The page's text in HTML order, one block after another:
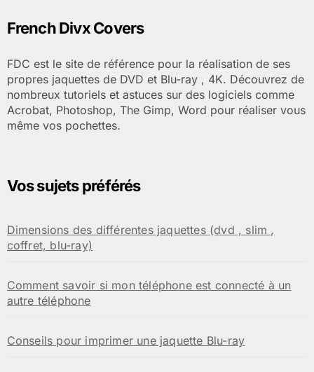
l’article
French Divx Covers
FDC est le site de référence pour la réalisation de ses
propres jaquettes de DVD et Blu-ray , 4K. Découvrez de
nombreux tutoriels et astuces sur des logiciels comme
Acrobat, Photoshop, The Gimp, Word pour réaliser vous
même vos pochettes.
Vos sujets préférés
Dimensions des différentes jaquettes (dvd , slim ,
coffret, blu-ray)
Comment savoir si mon téléphone est connecté à un
autre téléphone
Conseils pour imprimer une jaquette Blu-ray